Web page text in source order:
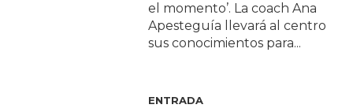
el momento’. La coach Ana
Apesteguía llevará al centro
sus conocimientos para...
ENTRADA